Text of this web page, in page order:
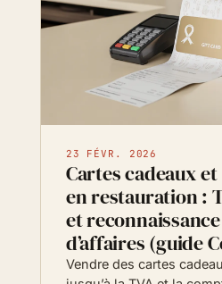
23 FÉVR. 2026
Cartes cadeaux et
en restauration :
et
d’affaires (guide
Vendre des cartes